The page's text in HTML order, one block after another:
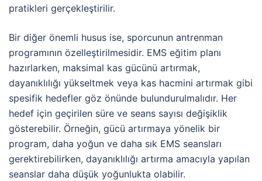
pratikleri gerçekleştirilir.
Bir diğer önemli husus ise, sporcunun antrenman
programının özelleştirilmesidir. EMS eğitim planı
hazırlarken, maksimal kas gücünü artırmak,
dayanıklılığı yükseltmek veya kas hacmini artırmak gibi
spesifik hedefler göz önünde bulundurulmalıdır. Her
hedef için geçirilen süre ve seans sayısı değişiklik
gösterebilir. Örneğin, gücü artırmaya yönelik bir
program, daha yoğun ve daha sık EMS seansları
gerektirebilirken, dayanıklılığı artırma amacıyla yapılan
seanslar daha düşük yoğunlukta olabilir.